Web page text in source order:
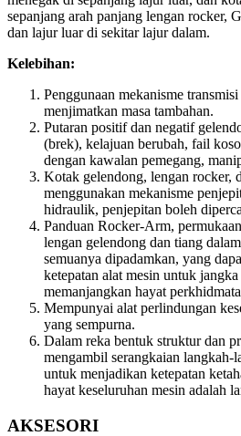
sepanjang arah panjang lengan rocker,
dan lajur luar di sekitar lajur dalam.
Kelebihan:
Penggunaan mekanisme
menjimatkan masa tambahan.
Putaran positif dan negatif
(brek), kelajuan berubah, fail
dengan kawalan pemegang,
Kotak gelendong, lengan rocker,
menggunakan mekanisme
hidraulik, penjepitan boleh
Panduan Rocker-Arm,
lengan gelendong dan tiang
semuanya dipadamkan, yang
ketepatan alat mesin untuk
memanjangkan hayat
Mempunyai alat perlindungan
yang sempurna.
Dalam reka bentuk struktur dan
mengambil serangkaian langkah-
untuk menjadikan ketepatan
hayat keseluruhan mesin adalah
AKSESORI